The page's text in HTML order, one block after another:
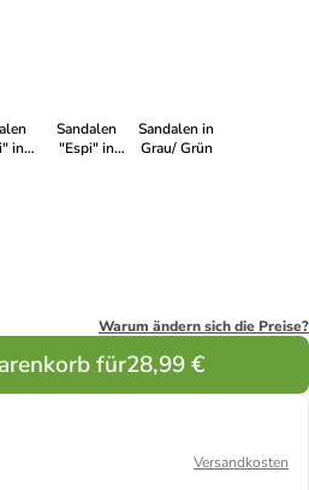
in
Sandalen
"Espi" in
Sandalen in
Grau/ Grün
Warum ändern sich die Preise?
für28,99 €
Versandkosten